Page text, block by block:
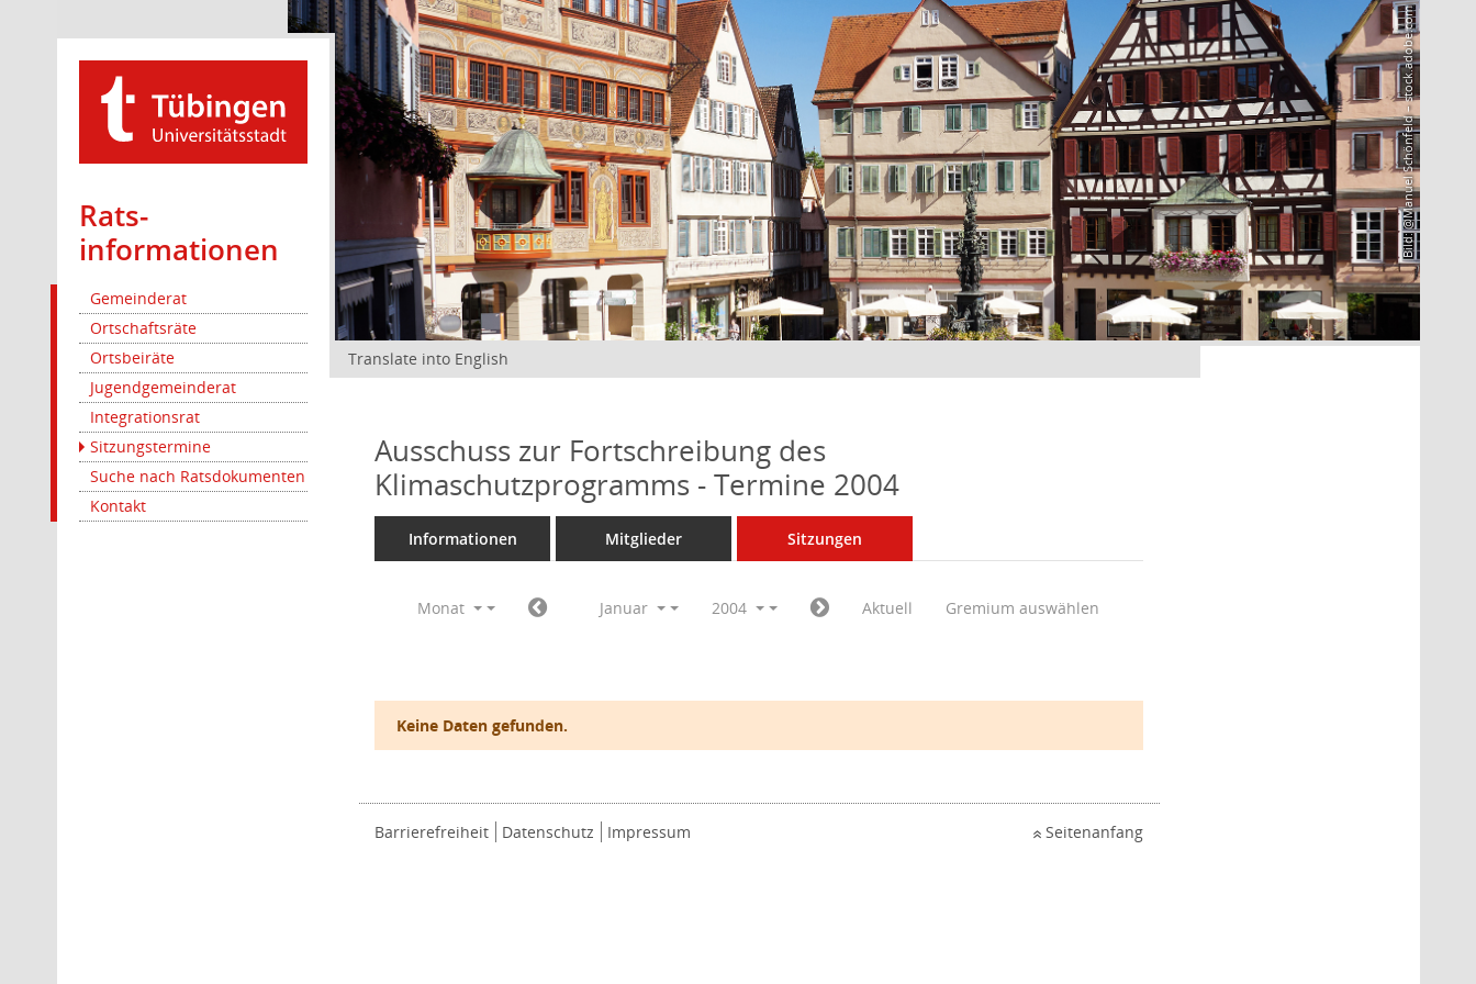
Rats­
informationen
Gemeinderat
Ortschaftsräte
Ortsbeiräte
Jugendgemeinderat
Integrationsrat
Sitzungstermine
Suche nach Ratsdokumenten
Kontakt
Bild: @Manuel Schönfeld – stock.adobe.com
Translate into English
Ausschuss zur Fortschreibung des
Klimaschutzprogramms - Termine 2004
Informationen Mitglieder Sitzungen
Monat Januar 2004 Aktuell Gremium auswählen
Keine Daten gefunden.
Barrierefreiheit Datenschutz Impressum Seitenanfang